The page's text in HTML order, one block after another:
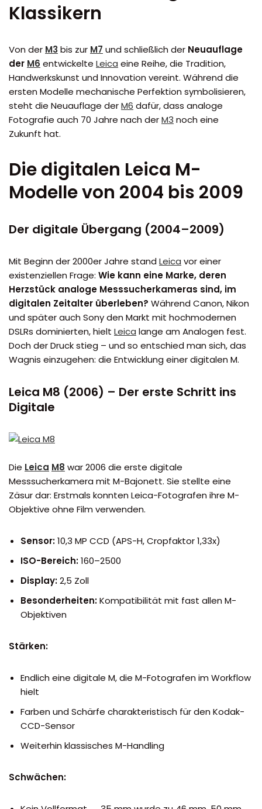
Klassikern
Von der M3 bis zur M7 und schließlich der Neuauflage
der M6 entwickelte Leica eine Reihe, die Tradition,
Handwerkskunst und Innovation vereint. Während die
ersten Modelle mechanische Perfektion symbolisieren,
steht die Neuauflage derM6 dafür, dass analoge
Fotografie auch 70 Jahre nach derM3 noch eine
Zukunft hat.
Die digitalen Leica M-
Modelle von 2004 bis 2009
Der digitale Übergang (2004–2009)
Mit Beginn der 2000er Jahre stand Leica vor einer
existenziellen Frage: Wie kann eine Marke, deren
Herzstück analoge Messsucherkameras sind, im
digitalen Zeitalter überleben? Während Canon, Nikon
und später auch Sony den Markt mit hochmodernen
DSLRs dominierten, hielt Leica lange am Analogen fest.
Doch der Druck stieg – und so entschied man sich, das
Wagnis einzugehen: die Entwicklung einer digitalen M.
Leica M8 (2006) – Der erste Schritt ins
Digitale
Die Leica M8 war 2006 die erste digitale
Messsucherkamera mit M-Bajonett. Sie stellte eine
Zäsur dar: Erstmals konnten Leica-Fotografen ihre M-
Objektive ohne Film verwenden.
Sensor:10,3 MP CCD (APS-H, Cropfaktor 1,33x)
ISO-Bereich:160–2500
Display:2,5 Zoll
Besonderheiten:Kompatibilität mit fast allen M-
Objektiven
Stärken:
Endlich eine digitale M, die M-Fotografen im Workflow
hielt
Farben und Schärfe charakteristisch für den Kodak-
CCD-Sensor
Weiterhin klassisches M-Handling
Schwächen: